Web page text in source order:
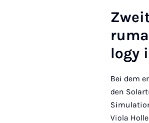
logy
Bei dem
den
Viola